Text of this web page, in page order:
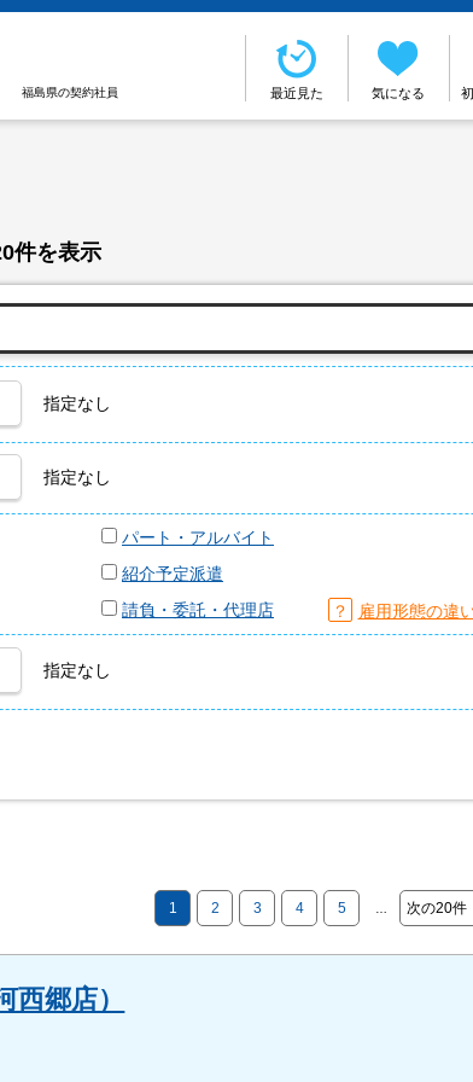
福島県の契約社員 最近見た 気になる
件を表示
指定なし
指定なし
パート・アルバイト
紹介予定派遣
請負・委託・代理店 ？ 雇用形態の違
指定なし
1 2 3 4 5 次の20件
郷店）